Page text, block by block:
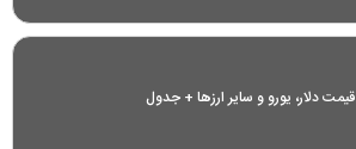
قیمت دلار، یورو و سایر ارز‌ها + جدول